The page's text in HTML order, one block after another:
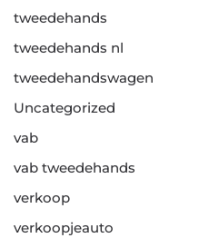
tweedehands
tweedehands nl
tweedehandswagen
Uncategorized
vab
vab tweedehands
verkoop
verkoopjeauto